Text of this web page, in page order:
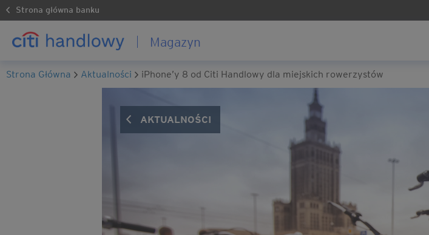
Strona główna banku
Magazyn
Strona Główna Aktualności iPhone’y 8 od Citi Handlowy dla miejskich rowerzystów
AKTUALNOŚCI